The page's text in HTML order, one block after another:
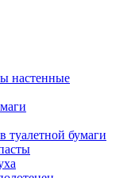
настенные
туалетной бумаги